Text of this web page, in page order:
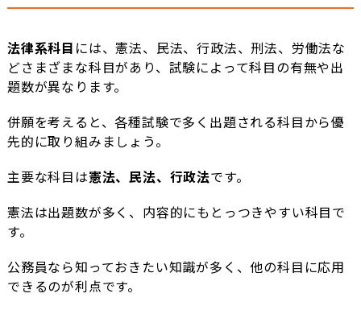
法律系科目 には、憲法、民法、行政法、刑法、労働法な
どさまざまな科目があり、試験によって科目の有無や出
題数が異なります。
併願を考えると、各種試験で多く出題される科目から優
先的に取り組みましょう。
主要な科目は憲法、民法、行政法です。
憲法は出題数が多く、内容的にもとっつきやすい科目で
す。
公務員なら知っておきたい知識が多く、他の科目に応用
できるのが利点です。